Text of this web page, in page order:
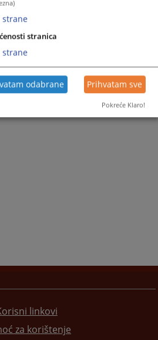
PREGLEDA
linkovi
za korištenje
strane
stranica
strane
odabrane Prihvatam sve
Pokreće Klaro!